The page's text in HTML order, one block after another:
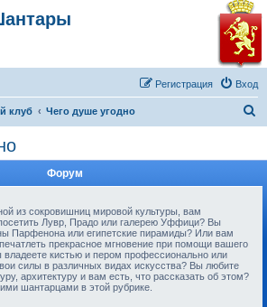
Вход
Регистрация
клуб Чего душе угодно
Форум
из сокровишниц мировой культуры, вам
Лувр, Прадо или галерею Уффици? Вы
Парфенона или египетские пирамиды? Или вам
прекрасное мгновение при помощи вашего
кистью и пером профессионально или
силы в различных видах искусства? Вы любите
архитектуру и вам есть, что рассказать об этом?
шантарцами в этой рубрике.